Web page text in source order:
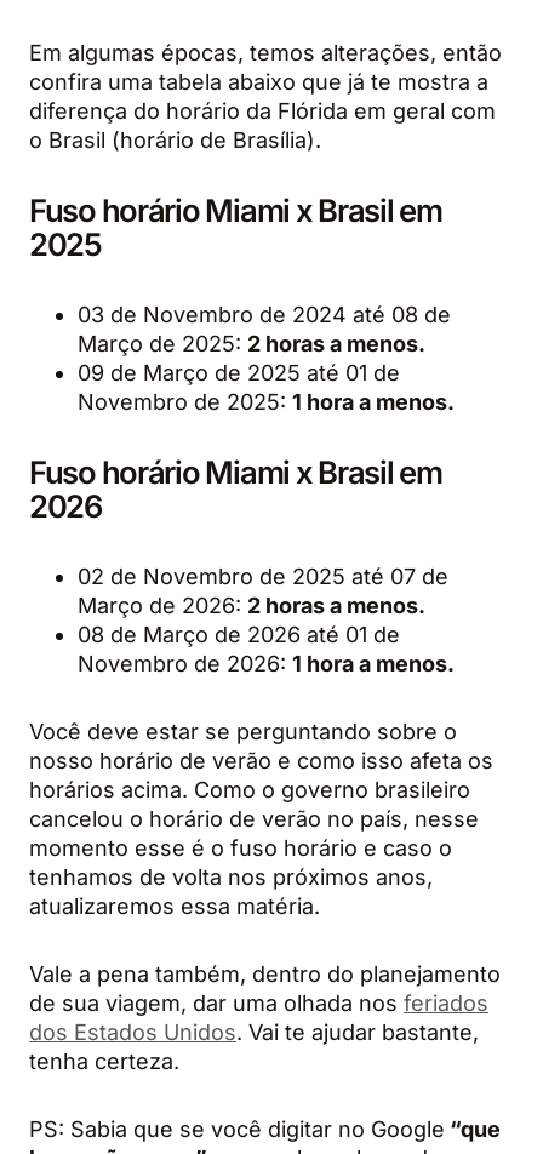
Em algumas épocas, temos alterações, então
confira uma tabela abaixo que já te mostra a
diferença do horário da Flórida em geral com
o Brasil (horário de Brasília).
Fuso horário Miami x Brasil em
2025
03 de Novembro de 2024 até 08 de
Março de 2025: 2 horas a menos.
09 de Março de 2025 até 01 de
Novembro de 2025: 1 hora a menos.
Fuso horário Miami x Brasil em
2026
02 de Novembro de 2025 até 07 de
Março de 2026: 2 horas a menos.
08 de Março de 2026 até 01 de
Novembro de 2026: 1 hora a menos.
Você deve estar se perguntando sobre o
nosso horário de verão e como isso afeta os
horários acima. Como o governo brasileiro
cancelou o horário de verão no país, nesse
momento esse é o fuso horário e caso o
tenhamos de volta nos próximos anos,
atualizaremos essa matéria.
Vale a pena também, dentro do planejamento
de sua viagem, dar uma olhada nos feriados
dos Estados Unidos. Vai te ajudar bastante,
tenha certeza.
PS: Sabia que se você digitar no Google “que